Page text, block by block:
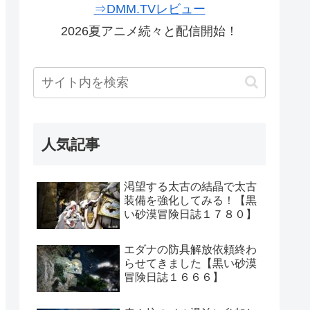
⇒DMM.TVレビュー
2026夏アニメ続々と配信開始！
人気記事
渇望する太古の結晶で太古
装備を強化してみる！【黒
い砂漠冒険日誌１７８０】
エダナの防具解放依頼終わ
らせてきました【黒い砂漠
冒険日誌１６６６】